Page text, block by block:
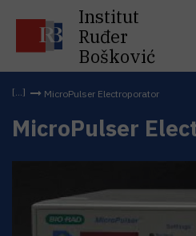
Institut
Ruđer
Bošković
MicroPulser Electroporator
MicroPulser